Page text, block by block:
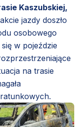
Kaszubskiej,
jazdy doszło
osobowego
w pojeździe
na trasie